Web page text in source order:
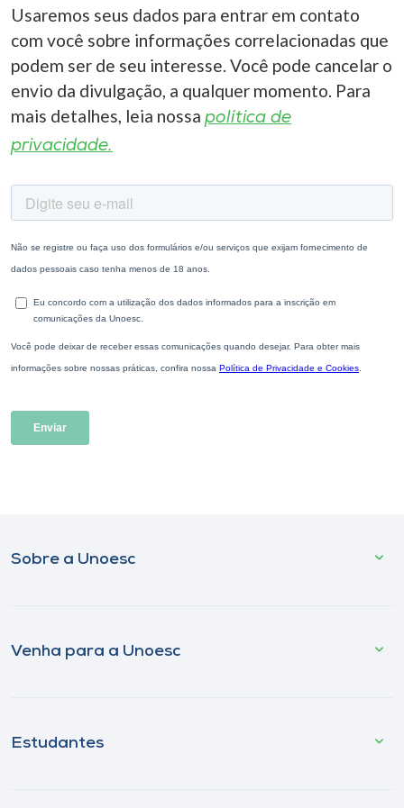
Usaremos seus dados para entrar em contato
com você sobre informações correlacionadas que
podem ser de seu interesse. Você pode cancelar o
envio da divulgação, a qualquer momento. Para
mais detalhes, leia nossa política de
privacidade.
Sobre a Unoesc
Venha para a Unoesc
Estudantes